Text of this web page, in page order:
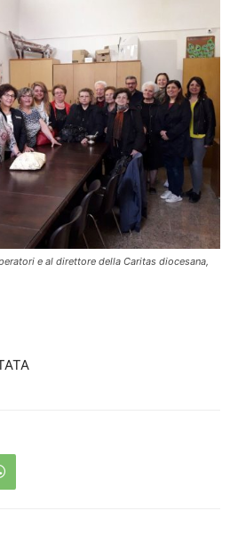
e al direttore della Caritas diocesana,